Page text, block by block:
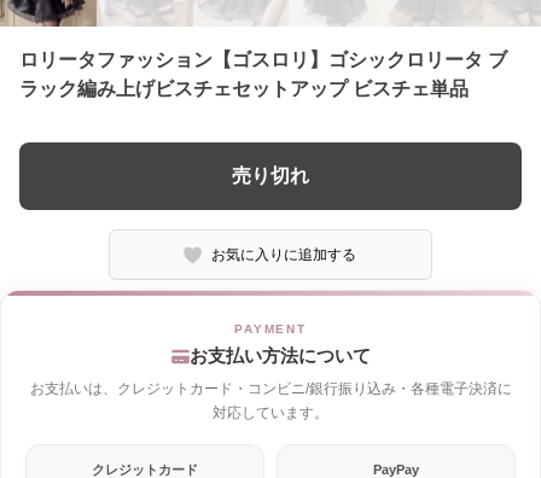
ロリータファッション【ゴスロリ】ゴシックロリータ ブ
ラック編み上げビスチェセットアップ ビスチェ単品
売り切れ
お気に入りに追加する
お支払い方法について
お支払いは、クレジットカード・コンビニ/銀行振り込み・各種電子決済に
対応しています。
クレジットカード PayPay